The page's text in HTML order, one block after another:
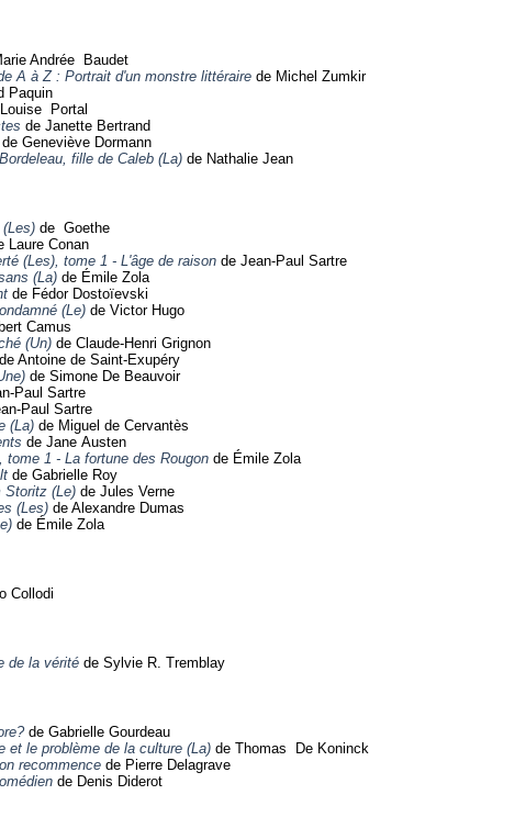
Andrée Baudet
A à Z : Portrait d'un monstre littéraire de Michel Zumkir
Paquin
Portal
de Janette Bertrand
de Geneviève Dormann
fille de Caleb (La) de Nathalie Jean
de Goethe
Laure Conan
(Les), tome 1 - L'âge de raison de Jean-Paul Sartre
(La) de Émile Zola
de Fédor Dostoïevski
(Le) de Victor Hugo
Camus
(Un) de Claude-Henri Grignon
de Antoine de Saint-Exupéry
de Simone De Beauvoir
Paul Sartre
Paul Sartre
(La) de Miguel de Cervantès
de Jane Austen
tome 1 - La fortune des Rougon de Émile Zola
de Gabrielle Roy
Storitz (Le) de Jules Verne
(Les) de Alexandre Dumas
de Émile Zola
Collodi
de la vérité de Sylvie R. Tremblay
de Gabrielle Gourdeau
et le problème de la culture (La) de Thomas De Koninck
recommence de Pierre Delagrave
de Denis Diderot